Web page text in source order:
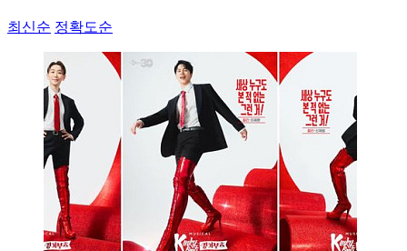
최신순 정확도순